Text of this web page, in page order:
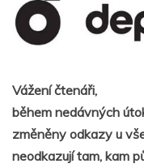
Vážení čtenáři,
během nedávných
změněny odkazy u
neodkazují tam, kam